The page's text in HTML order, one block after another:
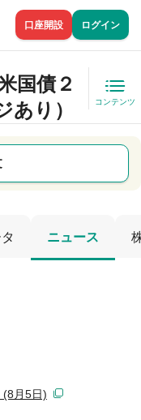
口座開設 ログイン
国債２
あり）
コンテンツ
ニュース
(8月5日)